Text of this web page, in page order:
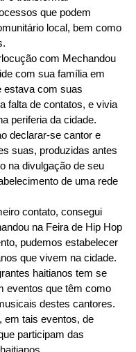
que podem
local, bem como
com Mechandou
com sua família em
estava com suas
falta de contatos, e vivia
periferia da cidade.
declarar-se cantor e
suas, produzidas antes
na divulgação de seu
de uma rede
contato, consegui
na Feira de Hip Hop
pudemos estabelecer
que vivem na cidade.
haitianos tem se
eventos que têm como
destes cantores.
em tais eventos, de
participam das